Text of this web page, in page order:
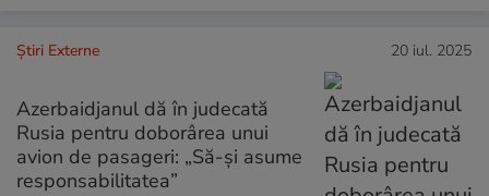
Știri Externe 20 iul. 2025
Azerbaidjanul dă în judecată
Rusia pentru doborârea unui
avion de pasageri: „Să-și asume
responsabilitatea”